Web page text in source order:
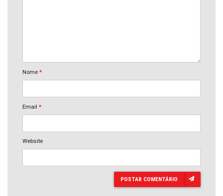
Nome *
Email *
Website
POSTAR COMENTÁRIO